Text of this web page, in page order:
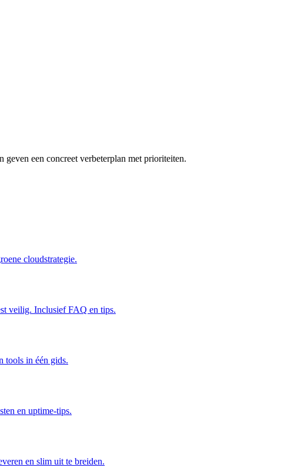
een concreet verbeterplan met prioriteiten.
cloudstrategie.
veilig. Inclusief FAQ en tips.
tools in één gids.
en uptime-tips.
en slim uit te breiden.